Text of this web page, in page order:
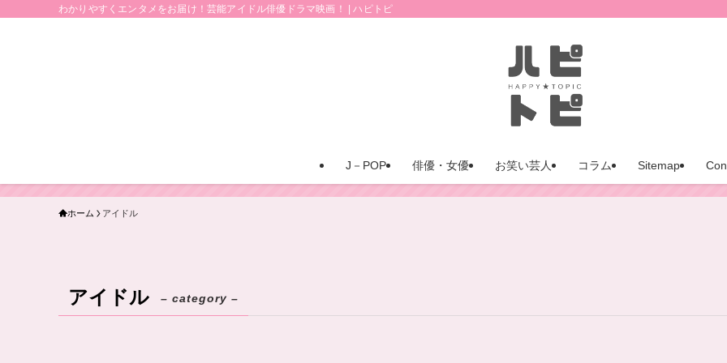
わかりやすくエンタメをお届け！芸能アイドル俳優ドラマ映画！ | ハピトピ
J－POP 俳優・女優 お笑い芸人 コラム Sitemap
ホーム アイドル
アイドル – category –